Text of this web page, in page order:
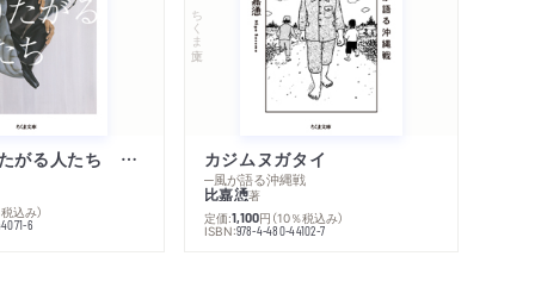
不幸になりたがる人たち 増補新版
込み）
6
ちくま文庫
カジムヌガタイ
─風が語る沖縄戦
比嘉慂著
定価:1,100円 （10％税込み）
ISBN:978-4-480-44102-7